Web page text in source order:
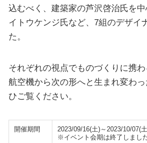
込むべく、建築家の芦沢啓治氏を
イトウケンジ氏など、7組のデザイ
た。
それぞれの視点でものづくりに携わ
航空機から次の形へと生まれ変わ
ひご覧ください。
開催期間
2023/09/16(土)～2023/10/07(
※イベント会期は終了しまし